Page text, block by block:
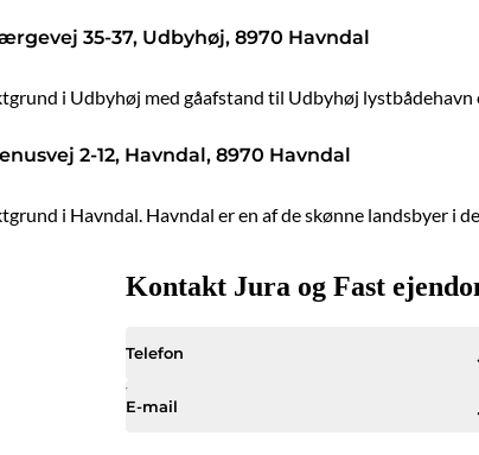
35-37, Udbyhøj, 8970 Havndal
i Udbyhøj med gåafstand til Udbyhøj lystbådehavn
2-12, Havndal, 8970 Havndal
i Havndal. Havndal er en af de skønne landsbyer i
Kontakt Jura og Fast
Telefon
E-mail